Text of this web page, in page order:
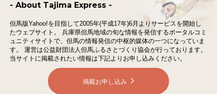
- About Tajima Express -
但馬版Yahoo!を目指して2005年(平成17年)6月よりサービスを開始し
たウェブサイト。
兵庫県但馬地域の旬な情報を発信するポータルコミ
ュニティサイトで、 但馬の情報発信の中枢的媒体の一つになっていま
す。
運営は公益財団法人但馬ふるさとづくり協会が行っております。
当サイトに掲載されたい情報は下記よりお申し込みください。
掲載お申し込み